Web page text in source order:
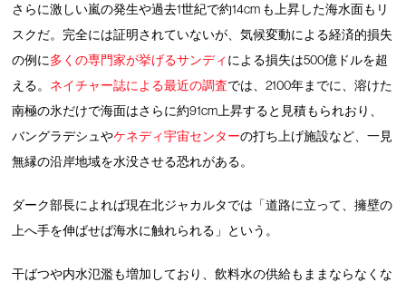
さらに激しい嵐の発生や過去1世紀で約14cm も上昇した海水面もリ
スクだ。完全には証明されていないが、気候変動による経済的損失
の例に多くの専門家が挙げるサンディ による損失は500億ドルを超
える。 ネイチャー誌による最近の調査では、2100年までに、溶けた
南極の氷だけで海面はさらに約91cm上昇すると見積もられおり、
バングラデシュやケネディ宇宙センターの打ち上げ施設など、一見
無縁の沿岸地域を水没させる恐れがある。
ダーク部長によれば現在北ジャカルタでは「道路に立って、擁壁の
上へ手を伸ばせば海水に触れられる」という。
干ばつや内水氾濫も増加しており、飲料水の供給もままならなくな